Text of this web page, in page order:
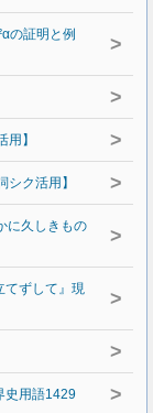
の証明と例
>
>
】 >
ク活用】 >
に久しきもの
>
てずして』現
>
>
史用語1429 >